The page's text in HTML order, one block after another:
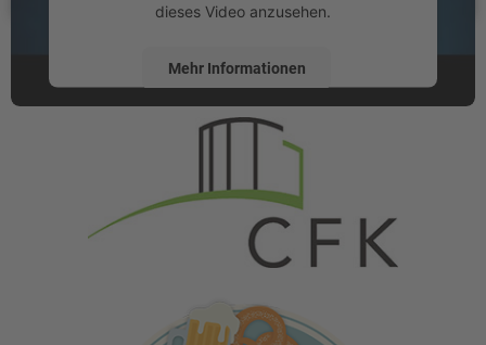
dieses Video anzusehen.
Mehr Informationen
Akzeptieren
Management Platform
MIT FREUNDLICHER UNTERSTÜTZUNG VON